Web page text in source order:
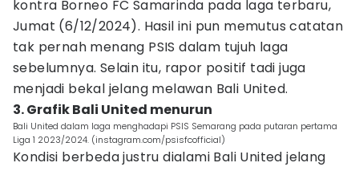
kontra Borneo FC Samarinda pada laga terbaru,
Jumat (6/12/2024). Hasil ini pun memutus catatan
tak pernah menang PSIS dalam tujuh laga
sebelumnya. Selain itu, rapor positif tadi juga
menjadi bekal jelang melawan Bali United.
3. Grafik Bali United menurun
Bali United dalam laga menghadapi PSIS Semarang pada putaran pertama
Liga 1 2023/2024. (instagram.com/psisfcofficial)
Kondisi berbeda justru dialami Bali United jelang